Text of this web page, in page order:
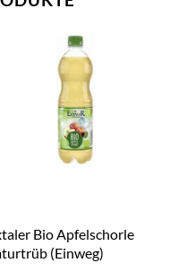
Bio Apfelschorle
(Einweg)